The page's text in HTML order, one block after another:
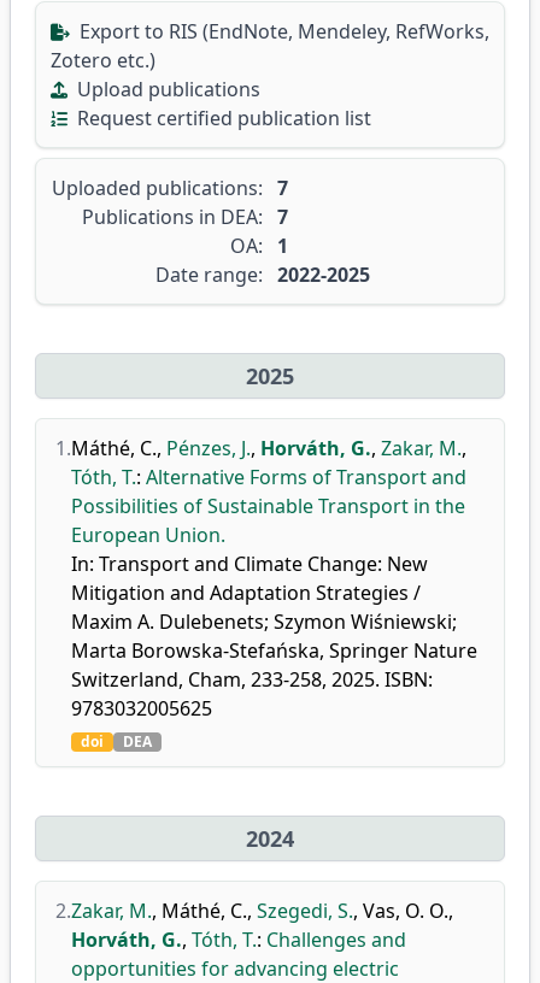
Export to RIS (EndNote, Mendeley, RefWorks,
Zotero etc.)
Upload publications
Request certified publication list
Uploaded publications: 7
Publications in DEA: 7
OA:
1
Date range: 2022-2025
2025
1.Máthé, C., Pénzes, J., Horváth, G., Zakar, M.,
Tóth, T.: Alternative Forms of Transport and
Possibilities of Sustainable Transport in the
European Union.
In: Transport and Climate Change: New
Mitigation and Adaptation Strategies /
Maxim A. Dulebenets; Szymon Wiśniewski;
Marta Borowska-Stefańska, Springer Nature
Switzerland, Cham, 233-258, 2025. ISBN:
9783032005625
doi DEA
2024
2.Zakar, M., Máthé, C., Szegedi, S., Vas, O. O.,
Horváth, G., Tóth, T.: Challenges and
opportunities for advancing electric